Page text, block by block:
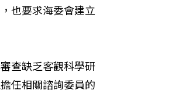
也要求海委會建立
查缺乏客觀科學研
任相關諮詢委員的